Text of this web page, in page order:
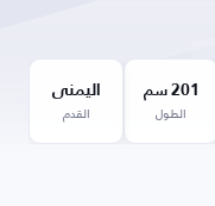
201 سم
الطول
اليمنى
القدم